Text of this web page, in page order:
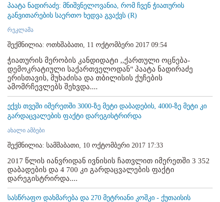
პაატა ნადირაძე: მნიშვნელოვანია, რომ ჩვენ ჭიათურის
განვითარების საერთო ხედვა გვაქვს (R)
რეკლამა
შექმნილია: ოთხშაბათი, 11 ოქტომბერი 2017 09:54
ჭიათურის მერობის კანდიდატი ,,ქართული ოცნება-
დემოკრატიული საქართველოდან" პაატა ნადირაძე
ერისთავის, მუხაძისა და თბილისის ქუჩების
ამომრჩევლებს შეხვდა....
ექვს თვეში იმერეთში 3000-ზე მეტი დაბადების, 4000-ზე მეტი კი
გარდაცვალების ფაქტი დარეგისტრირდა
ახალი ამბები
შექმნილია: სამშაბათი, 10 ოქტომბერი 2017 17:33
2017 წლის იანვრიდან ივნისის ჩათვლით იმერეთში 3 352
დაბადების და 4 700 კი გარდაცვალების ფაქტი
დარეგისტრირდა....
სასწრაფო დახმარება და 270 მეტრიანი კოშკი - ქუთაისის